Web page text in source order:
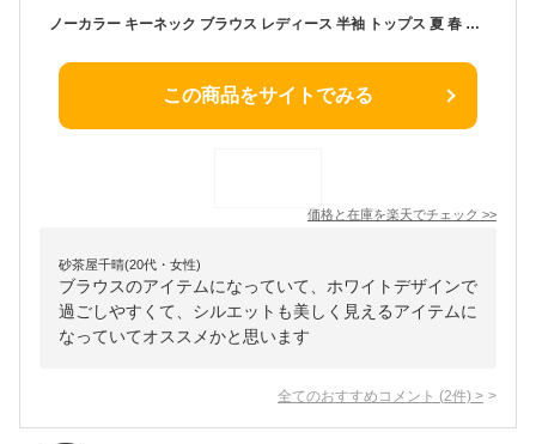
ノーカラー キーネック ブラウス レディース 半袖 トップス 夏 春 Vネック パフスリーブ オフィス お呼ばれ 大きいサイズ きれいめ カジュアル 白 通勤服 ビジネス スーツ インナー 韓国 ファッション ワンポイント 20代 30代 40代 km
この商品をサイトでみる
価格と在庫を楽天でチェック >>
砂茶屋千晴(20代・女性)
ブラウスのアイテムになっていて、ホワイトデザインで
過ごしやすくて、シルエットも美しく見えるアイテムに
なっていてオススメかと思います
全てのおすすめコメント (2件) >